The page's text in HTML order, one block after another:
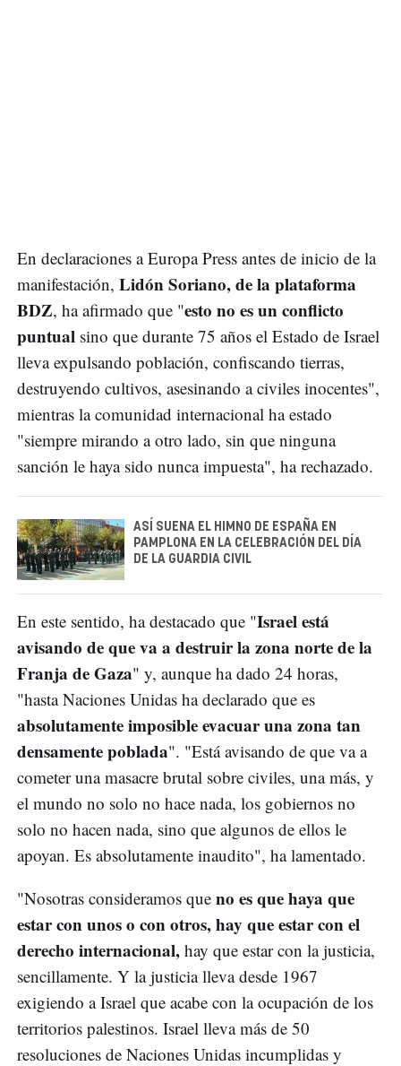
En declaraciones a Europa Press antes de inicio de la
manifestación, Lidón Soriano, de la plataforma
BDZ, ha afirmado que "esto no es un conflicto
puntual sino que durante 75 años el Estado de Israel
lleva expulsando población, confiscando tierras,
destruyendo cultivos, asesinando a civiles inocentes",
mientras la comunidad internacional ha estado
"siempre mirando a otro lado, sin que ninguna
sanción le haya sido nunca impuesta", ha rechazado.
ASÍ SUENA EL HIMNO DE ESPAÑA EN
PAMPLONA EN LA CELEBRACIÓN DEL DÍA
DE LA GUARDIA CIVIL
En este sentido, ha destacado que "Israel está
avisando de que va a destruir la zona norte de la
Franja de Gaza" y, aunque ha dado 24 horas,
"hasta Naciones Unidas ha declarado que es
absolutamente imposible evacuar una zona tan
densamente poblada". "Está avisando de que va a
cometer una masacre brutal sobre civiles, una más, y
el mundo no solo no hace nada, los gobiernos no
solo no hacen nada, sino que algunos de ellos le
apoyan. Es absolutamente inaudito", ha lamentado.
"Nosotras consideramos que no es que haya que
estar con unos o con otros, hay que estar con el
derecho internacional, hay que estar con la justicia,
sencillamente. Y la justicia lleva desde 1967
exigiendo a Israel que acabe con la ocupación de los
territorios palestinos. Israel lleva más de 50
resoluciones de Naciones Unidas incumplidas y